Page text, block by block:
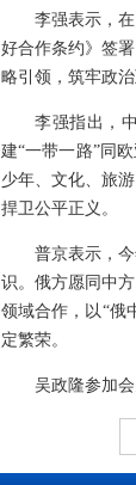
李强表示，
好合作条约》签
略引领，筑牢政
李强指出，
建“一带一路”同
少年、文化、旅
捍卫公平正义。
普京表示，
识。俄方愿同中
领域合作，以“俄
定繁荣。
吴政隆参加会